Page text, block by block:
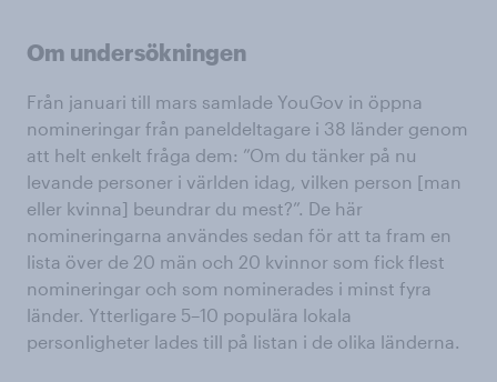
Om undersökningen
Från januari till mars samlade YouGov in öppna
nomineringar från paneldeltagare i 38 länder genom
att helt enkelt fråga dem: ”Om du tänker på nu
levande personer i världen idag, vilken person [man
eller kvinna] beundrar du mest?”. De här
nomineringarna användes sedan för att ta fram en
lista över de 20 män och 20 kvinnor som fick flest
nomineringar och som nominerades i minst fyra
länder. Ytterligare 5–10 populära lokala
personligheter lades till på listan i de olika länderna.